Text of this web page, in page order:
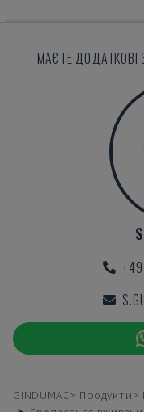
МАЄТЕ ДОДАТКОВІ
GINDUMAC Продукти